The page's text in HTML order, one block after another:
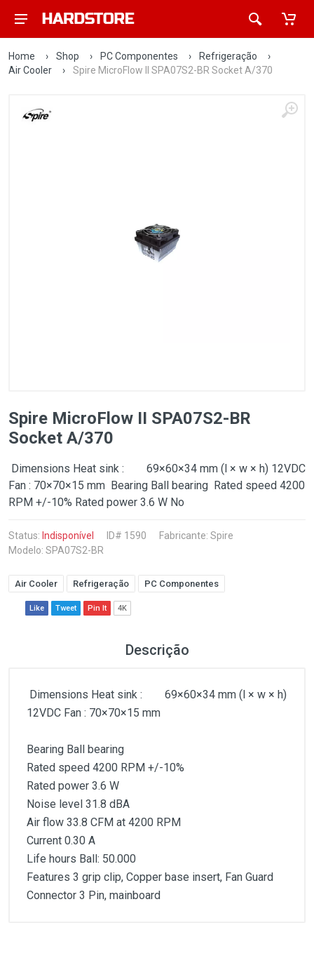
Home › Shop › PC Componentes › Refrigeração
›
Air Cooler
› Spire MicroFlow II SPA07S2-BR Socket A/370
Spire MicroFlow II SPA07S2-BR
Socket A/370
Dimensions Heat sink : 69×60×34 mm (l × w × h) 12VDC
Fan : 70×70×15 mm Bearing Ball bearing Rated speed 4200
RPM +/-10% Rated power 3.6 W No
Status: Indisponível ID# 1590 Fabricante: Spire
Modelo: SPA07S2-BR
Air Cooler Refrigeração PC Componentes
Like Tweet Pin It 4K
Descrição
Dimensions Heat sink : 69×60×34 mm (l × w × h)
12VDC Fan : 70×70×15 mm
Bearing Ball bearing
Rated speed 4200 RPM +/-10%
Rated power 3.6 W
Noise level 31.8 dBA
Air flow 33.8 CFM at 4200 RPM
Current 0.30 A
Life hours Ball: 50.000
Features 3 grip clip, Copper base insert, Fan Guard
Connector 3 Pin, mainboard